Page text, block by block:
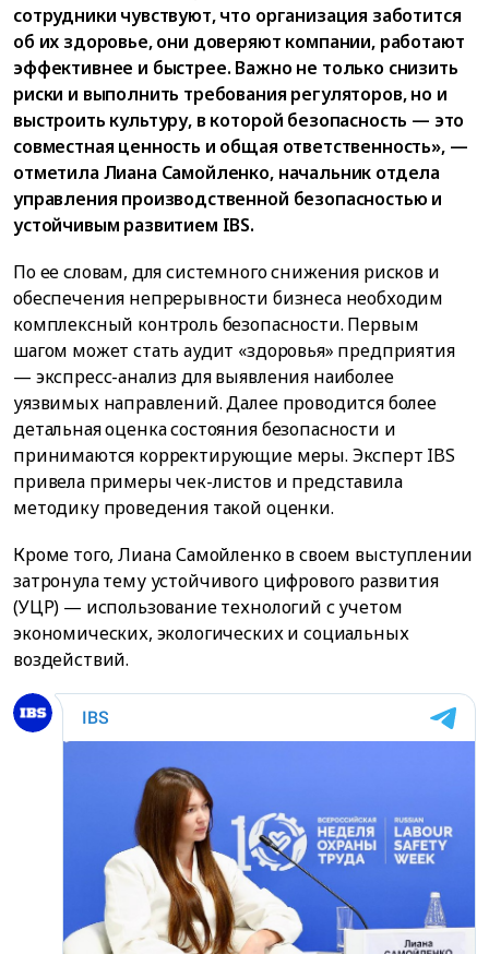
сотрудники чувствуют, что организация заботится
об их здоровье, они доверяют компании, работают
эффективнее и быстрее. Важно не только снизить
риски и выполнить требования регуляторов, но и
выстроить культуру, в которой безопасность — это
совместная ценность и общая ответственность», —
отметила Лиана Самойленко, начальник отдела
управления производственной безопасностью и
устойчивым развитием IBS.
По ее словам, для системного снижения рисков и
обеспечения непрерывности бизнеса необходим
комплексный контроль безопасности. Первым
шагом может стать аудит «здоровья» предприятия
— экспресс-анализ для выявления наиболее
уязвимых направлений. Далее проводится более
детальная оценка состояния безопасности и
принимаются корректирующие меры. Эксперт IBS
привела примеры чек-листов и представила
методику проведения такой оценки.
Кроме того, Лиана Самойленко в своем выступлении
затронула тему устойчивого цифрового развития
(УЦР) — использование технологий с учетом
экономических, экологических и социальных
воздействий.